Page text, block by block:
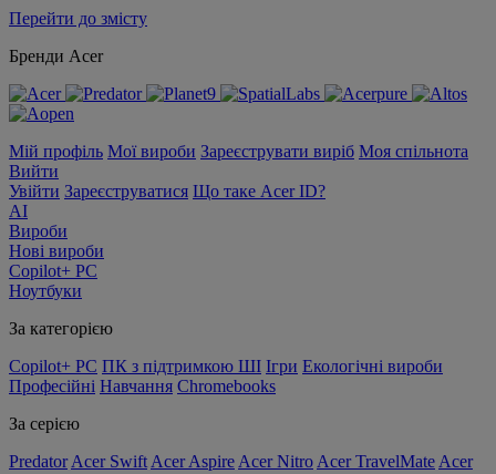
Перейти до змісту
Бренди Acer
Мій профіль Мої вироби Зареєструвати виріб Моя спільнота
Вийти
Увійти Зареєструватися Що таке Acer ID?
AI
Вироби
Нові вироби
Copilot+ PC
Ноутбуки
За категорією
Copilot+ PC ПК з підтримкою ШІ Ігри Екологічні вироби
Професійні Навчання Chromebooks
За серією
Predator Acer Swift Acer Aspire Acer Nitro Acer TravelMate Acer